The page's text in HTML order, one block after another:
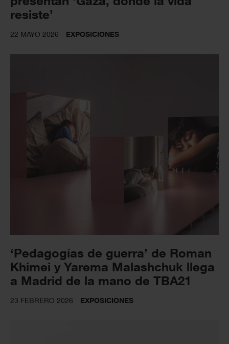
resiste’
22 MAYO 2026 EXPOSICIONES
‘Pedagogías de guerra’ de Roman
Khimei y Yarema Malashchuk llega
a Madrid de la mano de TBA21
23 FEBRERO 2026 EXPOSICIONES